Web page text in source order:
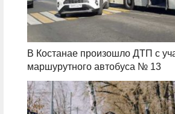
В Костанае произошло ДТП с
маршурутного автобуса № 13